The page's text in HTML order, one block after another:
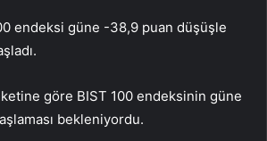
endeksi güne -38,9 puan düşüşle
göre BIST 100 endeksinin güne
bekleniyordu.